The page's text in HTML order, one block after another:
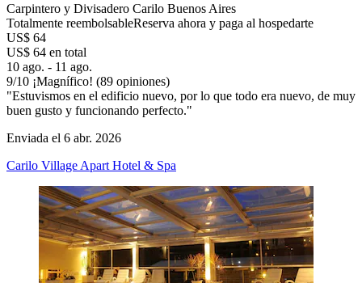
Carpintero y Divisadero Carilo Buenos Aires
Totalmente reembolsableReserva ahora y paga al hospedarte
US$ 64
US$ 64 en total
10 ago. - 11 ago.
9/10 ¡Magnífico! (89 opiniones)
"Estuvismos en el edificio nuevo, por lo que todo era nuevo, de muy
buen gusto y funcionando perfecto."
Enviada el 6 abr. 2026
Carilo Village Apart Hotel & Spa